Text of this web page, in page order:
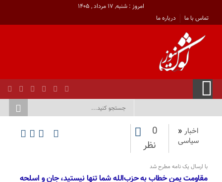
امروز : شنبه, ۱۷ مرداد , ۱۴۰۵
تماس با ما
درباره ما
اخبار «
سیاسی
0
نظر
با ارسال یک نامه مطرح شد
مقاومت یمن خطاب به حزب‌الله شما تنها نیستید، جان و اسلحه